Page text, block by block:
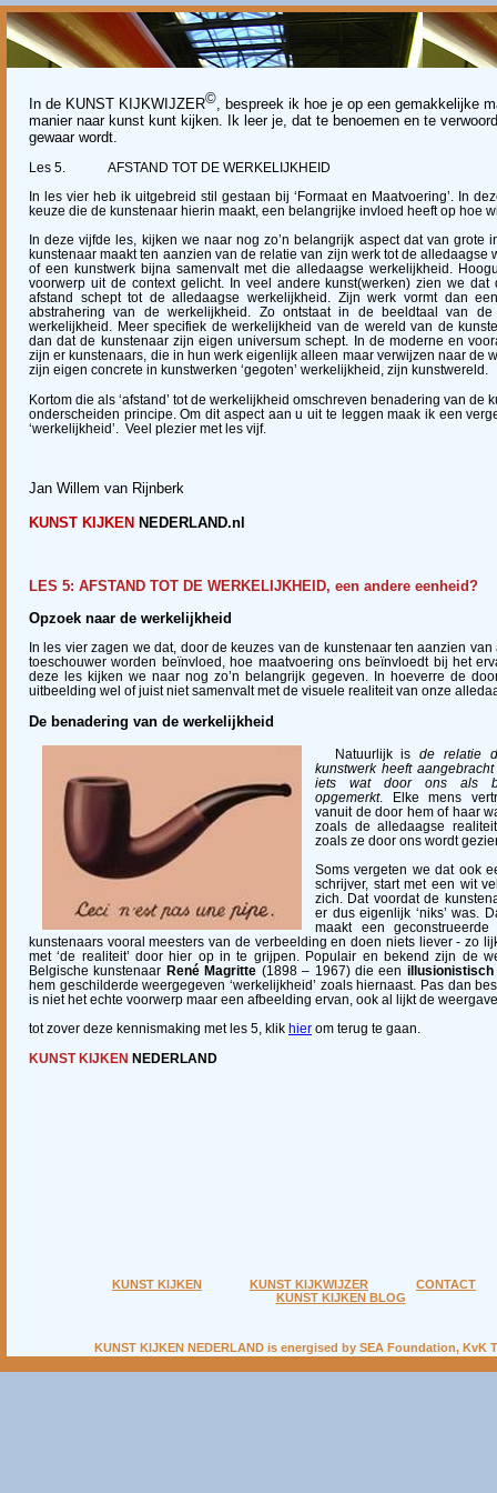
In de KUNST KIJKWIJZER©, bespreek ik hoe je op een gemakkelijke
manier naar kunst kunt kijken. Ik leer je, dat te benoemen en te
gewaar wordt.
Les 5.
AFSTAND TOT DE WERKELIJKHEID
In les vier heb ik uitgebreid stil gestaan bij ‘Formaat en Maatvoering’. In
keuze die de kunstenaar hierin maakt, een belangrijke invloed heeft op hoe
In deze vijfde les, kijken we naar nog zo’n belangrijk aspect dat van grote
kunstenaar maakt ten aanzien van de relatie van zijn werk tot de alledaagse
of een kunstwerk bijna samenvalt met die alledaagse werkelijkheid.
voorwerp uit de context gelicht. In veel andere kunst(werken) zien we dat
afstand schept tot de alledaagse werkelijkheid. Zijn werk vormt dan
abstrahering van de werkelijkheid. Zo ontstaat in de beeldtaal van de
werkelijkheid. Meer specifiek de werkelijkheid van de wereld van de
dan dat de kunstenaar zijn eigen universum schept. In de moderne en
zijn er kunstenaars, die in hun werk eigenlijk alleen maar verwijzen naar de
zijn eigen concrete in kunstwerken ‘gegoten’ werkelijkheid, zijn kunstwereld.
Kortom die als ‘afstand’ tot de werkelijkheid omschreven benadering van de
onderscheiden principe. Om dit aspect aan u uit te leggen maak ik een
‘werkelijkheid’.
Veel plezier met les vijf.
Jan Willem van Rijnberk
KUNST KIJKEN NEDERLAND.nl
LES 5: AFSTAND TOT DE WERKELIJKHEID, een andere eenheid?
Opzoek naar de werkelijkheid
In les vier zagen we dat, door de keuzes van de kunstenaar ten aanzien
toeschouwer worden beïnvloed, hoe maatvoering ons beïnvloedt bij het
deze les kijken we naar nog zo’n belangrijk gegeven. In hoeverre de
uitbeelding wel of juist niet samenvalt met de visuele realiteit van onze
De benadering van de werkelijkheid
Natuurlijk isde relatie
kunstwerk heeft
iets wat door ons als
opgemerkt. Elke mens
vanuit de door hem of haar
zoals de alledaagse
zoals ze door ons wordt
Soms vergeten we dat ook
schrijver, start met een wit
zich. Dat voordat de
er dus eigenlijk ‘niks’ was.
maakt een
kunstenaars vooral meesters van de verbeelding en doen niets liever - zo
met ‘de realiteit’ door hier op in te grijpen. Populair en bekend zijn de
Belgische kunstenaar René Magritte (1898 – 1967) die een illusionistisch
hem geschilderde weergegeven ‘werkelijkheid’ zoals hiernaast. Pas dan
is niet het echte voorwerp maar een afbeelding ervan, ook al lijkt de
tot zover deze kennismaking met les 5, klik hier om terug te gaan.
KUNST KIJKEN NEDERLAND
KUNST KIJKEN KUNST KIJKWIJZER
CONTACT
KUNST KIJKEN BLOG
KUNST KIJKEN NEDERLAND is energised by SEA Foundation, KvK